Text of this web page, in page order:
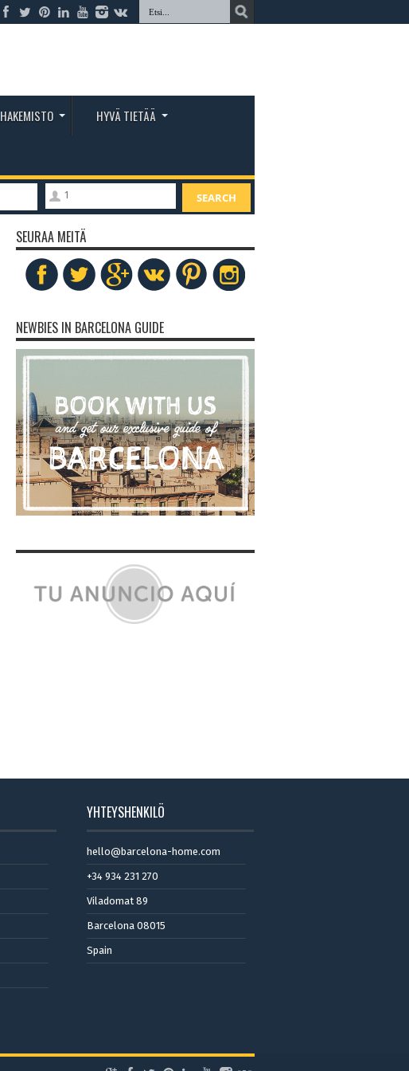
HAKEMISTO HYVÄ TIETÄÄ
1 SEARCH
SEURAA MEITÄ
NEWBIES IN BARCELONA GUIDE
YHTEYSHENKILÖ
hello@barcelona-home.com
+34 934 231 270
Viladomat 89
Barcelona 08015
Spain